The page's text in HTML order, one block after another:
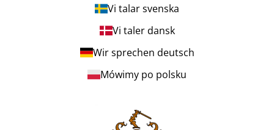
Vi talar svenska
Vi taler dansk
Wir sprechen deutsch
Mówimy po polsku